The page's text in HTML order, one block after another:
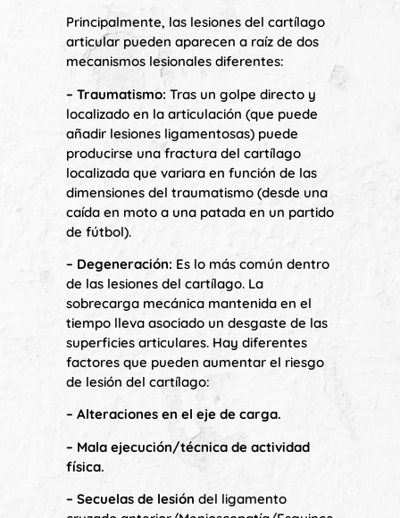
Principalmente, las lesiones del cartílago
articular pueden aparecen a raíz de dos
mecanismos lesionales diferentes:
– Traumatismo: Tras un golpe directo y
localizado en la articulación (que puede
añadir lesiones ligamentosas) puede
producirse una fractura del cartílago
localizada que variara en función de las
dimensiones del traumatismo (desde una
caída en moto a una patada en un partido
de fútbol).
– Degeneración: Es lo más común dentro
de las lesiones del cartílago. La
sobrecarga mecánica mantenida en el
tiempo lleva asociado un desgaste de las
superficies articulares. Hay diferentes
factores que pueden aumentar el riesgo
de lesión del cartílago:
– Alteraciones en el eje de carga.
– Mala ejecución/técnica de actividad
física.
– Secuelas de lesión del ligamento